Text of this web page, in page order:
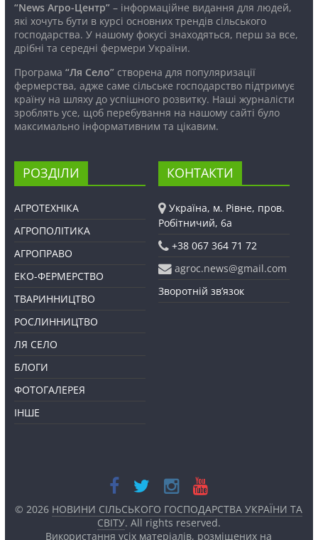
“News Агро-Центр”– інформаційне видання для людей,
які хочуть бути в курсі основних трендів сільського
господарства. У нашому фокусі знаходяться, перш за все,
дрібні та середні фермери України.
Програма “Ля Село”створена для популяризації
фермерства, адже саме сільське господарство підтримує
країну на шляху до успішного розвитку. Наші журналісти
зроблять усе, щоб перебування на нашому сайті було
максимально інформативним та цікавим.
РОЗДІЛИ
АГРОТЕХНІКА
АГРОПОЛІТИКА
АГРОПРАВО
ЕКО-ФЕРМЕРСТВО
ТВАРИННИЦТВО
РОСЛИННИЦТВО
ЛЯ СЕЛО
БЛОГИ
ФОТОГАЛЕРЕЯ
ІНШЕ
КОНТАКТИ
Україна, м. Рівне, пров.
Робітничий, 6а
+38 067 364 71 72
agroc.news@gmail.com
Зворотній зв’язок
© 2026 НОВИНИ СІЛЬСЬКОГО ГОСПОДАРСТВА УКРАЇНИ ТА
СВІТУ. All rights reserved.
Використання усіх матеріалів, розміщених на